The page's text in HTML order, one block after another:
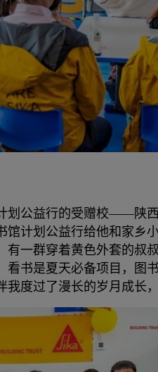
划公益行的受赠校——陕
馆计划公益行给他和家乡
有一群穿着黄色外套的叔
看书是夏天必备项目，图
我度过了漫长的岁月成长